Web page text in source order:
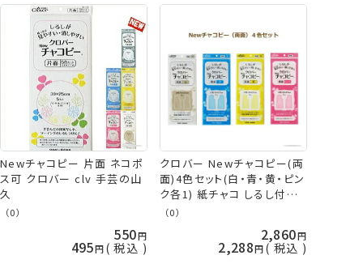
Newチャコピー 片面 ネコポ
ス可 クロバー clv 手芸の山
久
（0）
550
495 税込
クロバー Newチャコピー(両
面)4色セット(白・青・黄・ピン
ク各1) 紙チャコ しるし付け
チャコペーパー clv ネコポス
（0）
2,860
2,288 税込